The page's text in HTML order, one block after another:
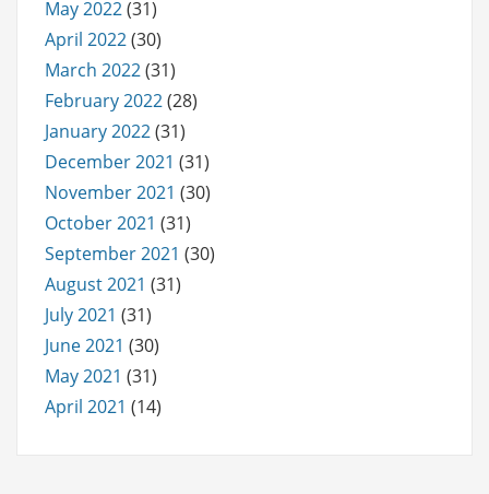
May 2022(31)
April 2022(30)
March 2022(31)
February 2022(28)
January 2022(31)
December 2021 (31)
November 2021 (30)
October 2021 (31)
September 2021 (30)
August 2021 (31)
July 2021 (31)
June 2021 (30)
May 2021 (31)
April 2021 (14)